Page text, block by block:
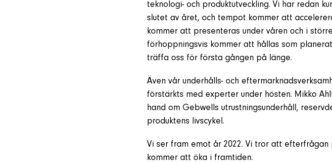
teknologi- och produktutveckling. Vi har redan
slutet av året, och tempot kommer att
kommer att presenteras under våren och i
förhoppningsvis kommer att hållas som
träffa oss för första gången på länge.
Även vår underhålls- och
förstärkts med experter under hösten. Mikko
hand om Gebwells utrustningsunderhåll,
produktens livscykel.
Vi ser fram emot år 2022. Vi tror att
kommer att öka i framtiden.